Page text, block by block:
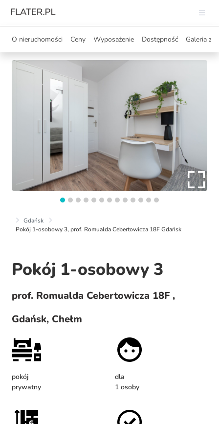
O nieruchomości Ceny Wyposażenie Dostępność Galeria
Gdańsk
Pokój 1-osobowy 3, prof. Romualda Cebertowicza 18F Gdańsk
Pokój 1-osobowy 3
prof. Romualda Cebertowicza 18F ,
Gdańsk, Chełm
pokój
prywatny
dla
1 osoby